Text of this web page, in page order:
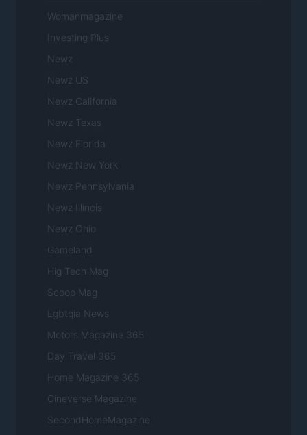
Womanmagazine
Investing Plus
Newz
Newz US
Newz California
Newz Texas
Newz Florida
Newz New York
Newz Pennsylvania
Newz Illinois
Newz Ohio
Gameland
Hig Tech Mag
Scoop Mag
Lgbtqia News
Motors Magazine 365
Day Travel 365
Home Magazine 365
Cineverse Magazine
SecondHomeMagazine